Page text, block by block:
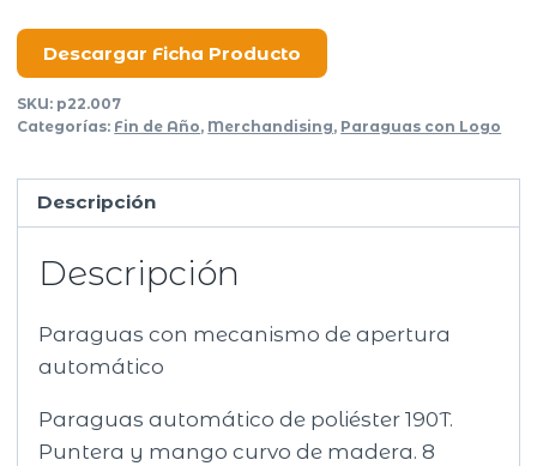
cantidad
Descargar Ficha Producto
SKU: p22.007
Categorías: Fin de Año, Merchandising, Paraguas con Logo
Descripción
Descripción
Paraguas con mecanismo de apertura
automático
Paraguas automático de poliéster 190T.
Puntera y mango curvo de madera. 8